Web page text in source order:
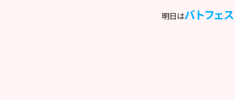
明日はバトフェス